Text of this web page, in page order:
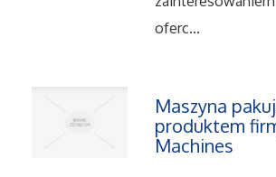
Fotografia
Ślub i Wesele
Weterynaryjne, Hodowla
oferc...
Maszyna
produktem
Machines